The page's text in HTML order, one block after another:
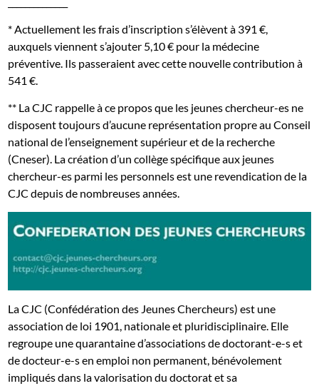
* Actuellement les frais d’inscription s’élèvent à 391 €,
auxquels viennent s’ajouter 5,10 € pour la médecine
préventive. Ils passeraient avec cette nouvelle contribution à
541 €.
** La CJC rappelle à ce propos que les jeunes chercheur-es ne
disposent toujours d’aucune représentation propre au Conseil
national de l’enseignement supérieur et de la recherche
(Cneser). La création d’un collège spécifique aux jeunes
chercheur-es parmi les personnels est une revendication de la
CJC depuis de nombreuses années.
La CJC (Confédération des Jeunes Chercheurs) est une
association de loi 1901, nationale et pluridisciplinaire. Elle
regroupe une quarantaine d’associations de doctorant-e-s et
de docteur-e-s en emploi non permanent, bénévolement
impliqués dans la valorisation du doctorat et sa